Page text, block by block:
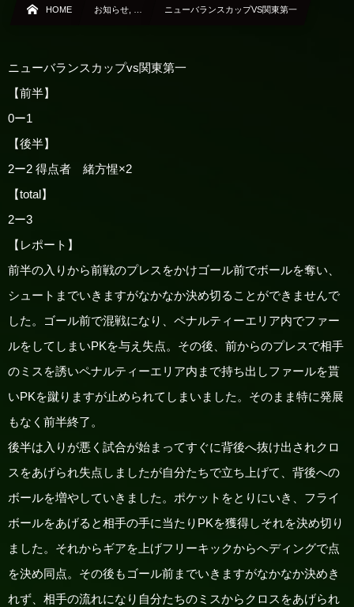
HOME お知らせ, … ニューバランスカップVS関東第一
ニューバランスカップvs関東第一
【前半】
0ー1
【後半】
2ー2 得点者 緒方惺×2
【total】
2ー3
【レポート】
前半の入りから前戦のプレスをかけゴール前でボールを奪い、
シュートまでいきますがなかなか決め切ることができませんで
した。ゴール前で混戦になり、ペナルティーエリア内でファー
ルをしてしまいPKを与え失点。その後、前からのプレスで相手
のミスを誘いペナルティーエリア内まで持ち出しファールを貰
いPKを蹴りますが止められてしまいました。そのまま特に発展
もなく前半終了。
後半は入りが悪く試合が始まってすぐに背後へ抜け出されクロ
スをあげられ失点しましたが自分たちで立ち上げて、背後への
ボールを増やしていきました。ポケットをとりにいき、フライ
ボールをあげると相手の手に当たりPKを獲得しそれを決め切り
ました。それからギアを上げフリーキックからヘディングで点
を決め同点。その後もゴール前までいきますがなかなか決めき
れず、相手の流れになり自分たちのミスからクロスをあげられ